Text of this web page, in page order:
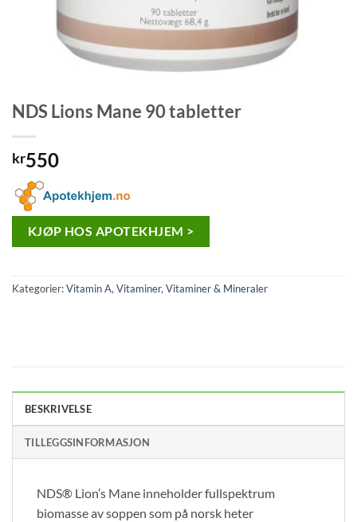
NDS Lions Mane 90 tabletter
kr550
KJØP HOS APOTEKHJEM >
Kategorier:Vitamin A,Vitaminer,Vitaminer & Mineraler
BESKRIVELSE
TILLEGGSINFORMASJON
NDS® Lion’s Mane inneholder fullspektrum
biomasse av soppen som på norsk heter